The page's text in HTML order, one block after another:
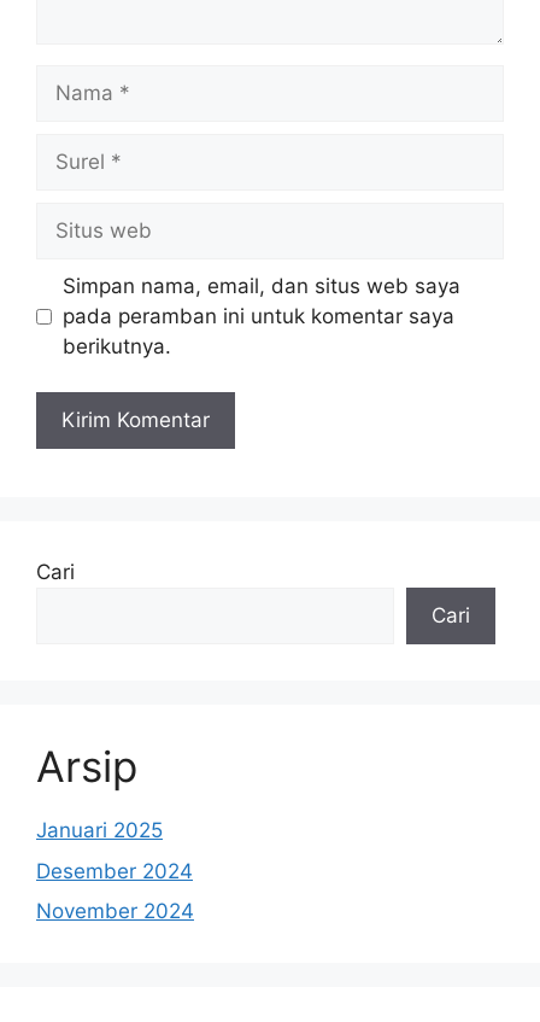
web
Simpan nama, email, dan situs web saya
pada peramban ini untuk komentar saya
berikutnya.
Cari
Cari
Arsip
Januari 2025
Desember 2024
November 2024